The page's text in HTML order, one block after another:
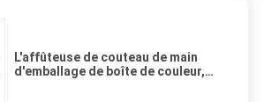
L'affûteuse de couteau de main
d'emballage de boîte de couleur,